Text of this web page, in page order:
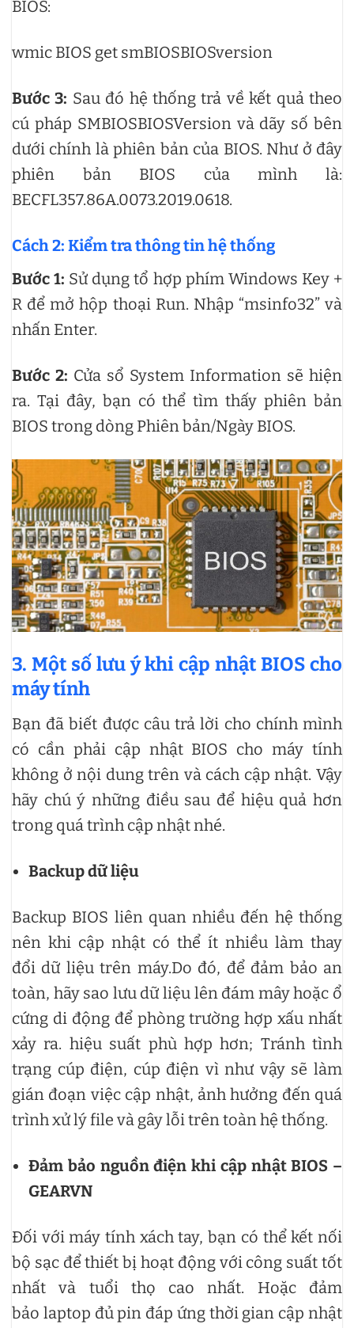
BIOS:
wmic BIOS get smBIOSBIOSversion
Bước 3: Sau đó hệ thống trả về kết quả theo
cú pháp SMBIOSBIOSVersion và dãy số bên
dưới chính là phiên bản của BIOS. Như ở đây
phiên bản BIOS của mình là:
BECFL357.86A.0073.2019.0618.
Cách 2: Kiểm tra thông tin hệ thống
Bước 1: Sử dụng tổ hợp phím Windows Key +
R để mở hộp thoại Run. Nhập “msinfo32” và
nhấn Enter.
Bước 2: Cửa sổ System Information sẽ hiện
ra. Tại đây, bạn có thể tìm thấy phiên bản
BIOS trong dòng Phiên bản/Ngày BIOS.
3. Một số lưu ý khi cập nhật BIOS cho
máy tính
Bạn đã biết được câu trả lời cho chính mình
có cần phải cập nhật BIOS cho máy tính
không ở nội dung trên và cách cập nhật. Vậy
hãy chú ý những điều sau để hiệu quả hơn
trong quá trình cập nhật nhé.
Backup dữ liệu
Backup BIOS liên quan nhiều đến hệ thống
nên khi cập nhật có thể ít nhiều làm thay
đổi dữ liệu trên máy.Do đó, để đảm bảo an
toàn, hãy sao lưu dữ liệu lên đám mây hoặc ổ
cứng di động để phòng trường hợp xấu nhất
xảy ra. hiệu suất phù hợp hơn; Tránh tình
trạng cúp điện, cúp điện vì như vậy sẽ làm
gián đoạn việc cập nhật, ảnh hưởng đến quá
trình xử lý file và gây lỗi trên toàn hệ thống.
Đảm bảo nguồn điện khi cập nhật BIOS –
GEARVN
Đối với máy tính xách tay, bạn có thể kết nối
bộ sạc để thiết bị hoạt động với công suất tốt
nhất và tuổi thọ cao nhất. Hoặc đảm
bảo laptop đủ pin đáp ứng thời gian cập nhật